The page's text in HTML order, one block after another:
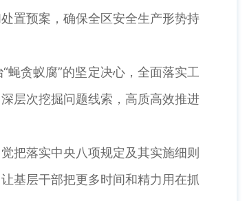
置预案，确保全区安全生产形势持
贪蚁腐”的坚定决心，全面落实工
层次挖掘问题线索，高质高效推进
把落实中央八项规定及其实施细则
基层干部把更多时间和精力用在抓